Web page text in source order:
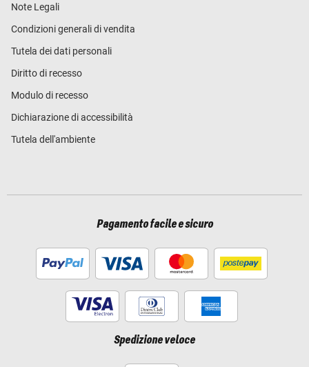
Note Legali
Condizioni generali di vendita
Tutela dei dati personali
Diritto di recesso
Modulo di recesso
Dichiarazione di accessibilità
Tutela dell'ambiente
Pagamento facile e sicuro
Spedizione veloce